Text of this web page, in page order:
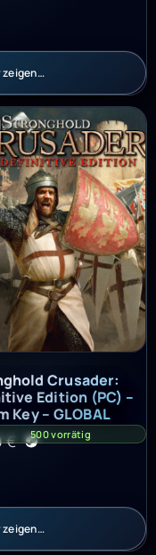
zeigen…
Steam Key – GLOBAL
Crusader: Definitive
Crusader:
Edition (PC) –
Key – GLOBAL
€ 500 vorrätig
zeigen…